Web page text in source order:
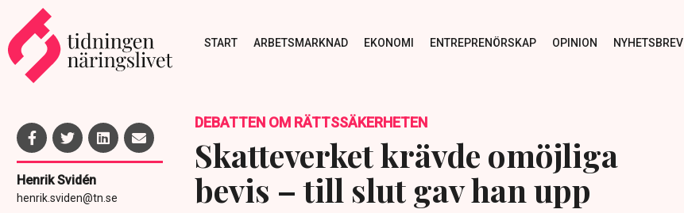
START ARBETSMARKNAD EKONOMI ENTREPRENÖRSKAP OPINION NYHETSBREV
Henrik Svidén
henrik.sviden@tn.se
DEBATTEN OM RÄTTSSÄKERHETEN
Skatteverket krävde omöjliga
bevis – till slut gav han upp